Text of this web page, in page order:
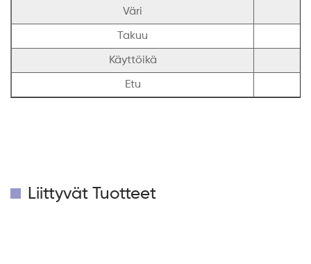
Väri
Takuu
Käyttöikä
Etu
Liittyvät Tuotteet